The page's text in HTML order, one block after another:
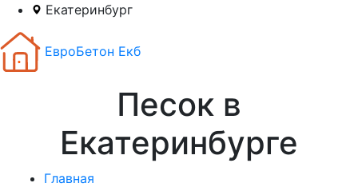
Екатеринбург
ЕвроБетон Екб
Песок в
Екатеринбурге
Главная